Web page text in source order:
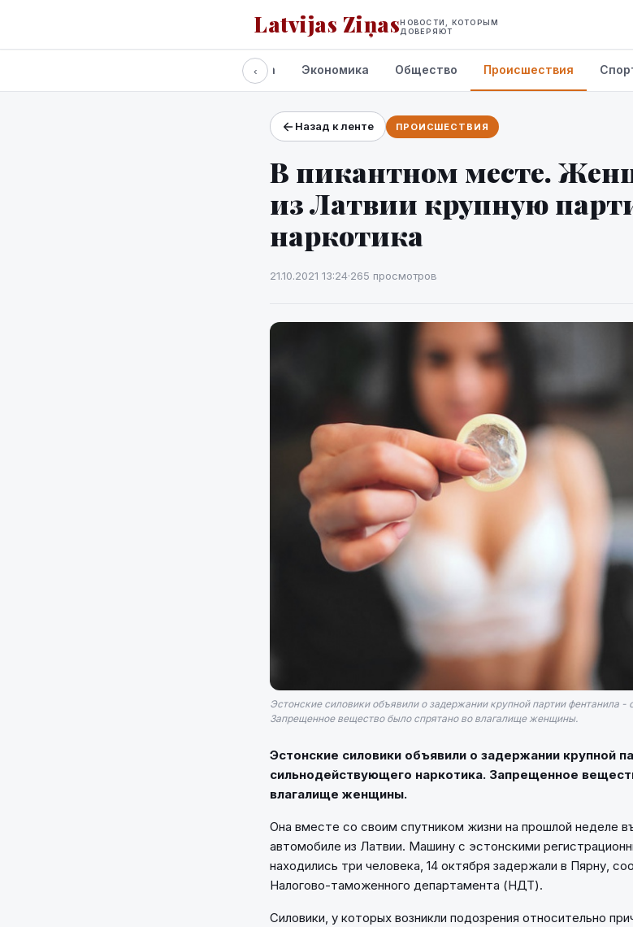
Latvijas ZiņasНОВОСТИ, КОТОРЫМ
ДОВЕРЯЮТ
Проекты и сервисы
‹
Политика Экономика Общество Происшествия
Назад к ленте ПРОИСШЕСТВИЯ
В пикантном месте.
из Латвии крупную
наркотика
21.10.2021 13:24·265 просмотров
Эстонские силовики объявили о задержании крупной партии фентанила -
Запрещенное вещество было спрятано во влагалище женщины.
Эстонские силовики объявили о задержании крупной
сильнодействующего наркотика. Запрещенное
влагалище женщины.
Она вместе со своим спутником жизни на прошлой неделе
автомобиле из Латвии. Машину с эстонскими
находились три человека, 14 октября задержали в Пярну,
Налогово-таможенного департамента (НДТ).
Силовики, у которых возникли подозрения относительно